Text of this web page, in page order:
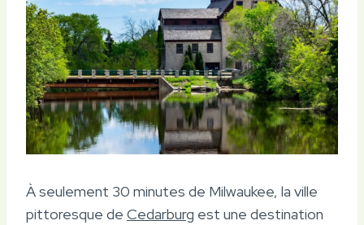
À seulement 30 minutes de Milwaukee, la ville
pittoresque de Cedarburg est une destination